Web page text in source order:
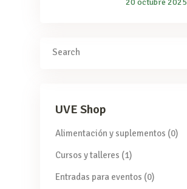
20 octubre 2025
UVE Shop
Alimentación y suplementos (0)
Cursos y talleres (1)
Entradas para eventos (0)